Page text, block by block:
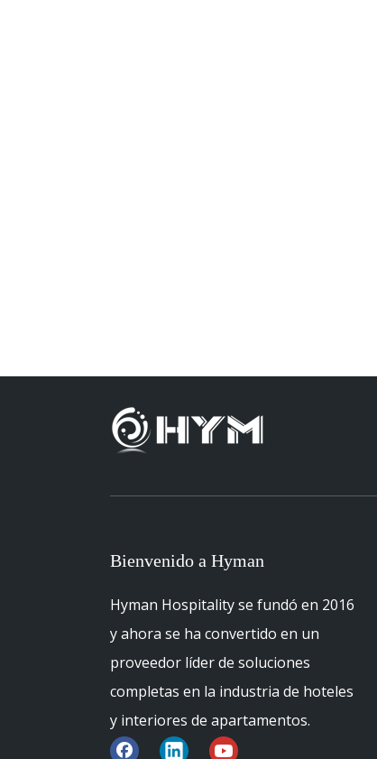
Bienvenido a Hyman
Hyman Hospitality se fundó en 2016
y ahora se ha convertido en un
proveedor líder de soluciones
completas en la industria de hoteles
y interiores de apartamentos.